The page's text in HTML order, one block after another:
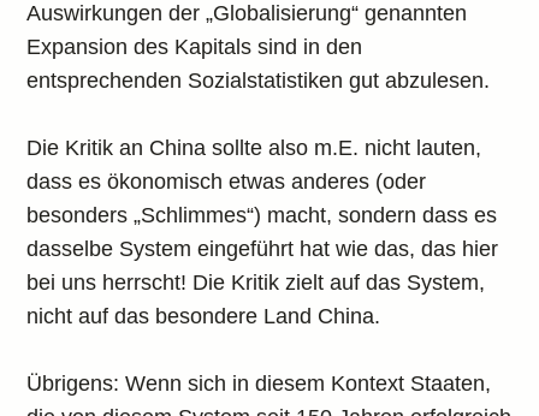
Auswirkungen der „Globalisierung“ genannten
Expansion des Kapitals sind in den
entsprechenden Sozialstatistiken gut abzulesen.
Die Kritik an China sollte also m.E. nicht lauten,
dass es ökonomisch etwas anderes (oder
besonders „Schlimmes“) macht, sondern dass es
dasselbe System eingeführt hat wie das, das hier
bei uns herrscht! Die Kritik zielt auf das System,
nicht auf das besondere Land China.
Übrigens: Wenn sich in diesem Kontext Staaten,